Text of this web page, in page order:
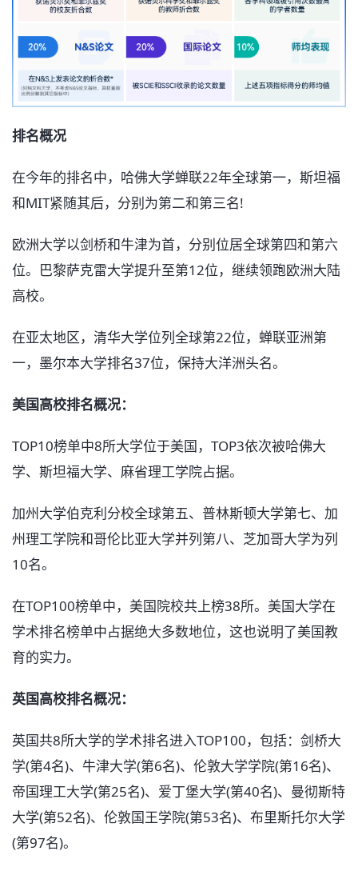
排名概况
在今年的排名中，哈佛大学蝉联22年全球第一，斯坦福
和MIT紧随其后，分别为第二和第三名!
欧洲大学以剑桥和牛津为首，分别位居全球第四和第六
位。巴黎萨克雷大学提升至第12位，继续领跑欧洲大陆
高校。
在亚太地区，清华大学位列全球第22位，蝉联亚洲第
一，墨尔本大学排名37位，保持大洋洲头名。
美国高校排名概况：
TOP10榜单中8所大学位于美国，TOP3依次被哈佛大
学、斯坦福大学、麻省理工学院占据。
加州大学伯克利分校全球第五、普林斯顿大学第七、加
州理工学院和哥伦比亚大学并列第八、芝加哥大学为列
10名。
在TOP100榜单中，美国院校共上榜38所。美国大学在
学术排名榜单中占据绝大多数地位，这也说明了美国教
育的实力。
英国高校排名概况：
英国共8所大学的学术排名进入TOP100，包括：剑桥大
学(第4名)、牛津大学(第6名)、伦敦大学学院(第16名)、
帝国理工大学(第25名)、爱丁堡大学(第40名)、曼彻斯特
大学(第52名)、伦敦国王学院(第53名)、布里斯托尔大学
(第97名)。